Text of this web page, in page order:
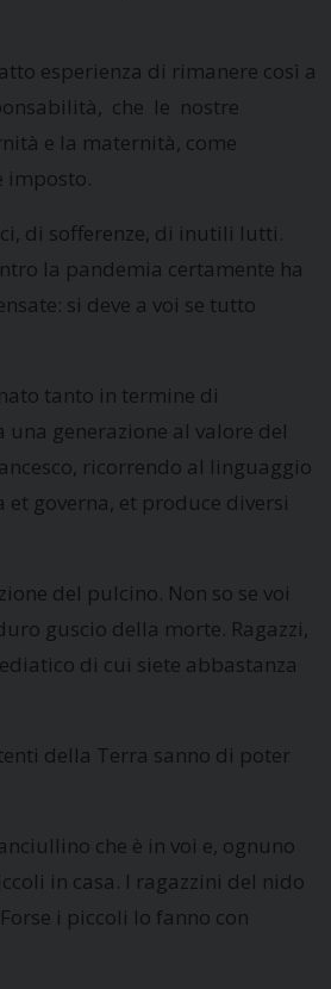
esperienza di rimanere così a
che le nostre
e la maternità, come
imposto.
di sofferenze, di inutili lutti.
la pandemia certamente ha
si deve a voi se tutto
tanto in termine di
generazione al valore del
ricorrendo al linguaggio
governa, et produce diversi
del pulcino. Non so se voi
guscio della morte. Ragazzi,
di cui siete abbastanza
della Terra sanno di poter
che è in voi e, ognuno
in casa. I ragazzini del nido
i piccoli lo fanno con